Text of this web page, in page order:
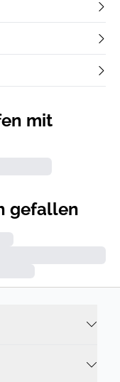
mit
gefallen